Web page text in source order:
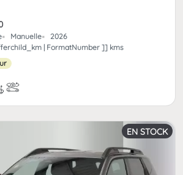
Manuelle
2026
| FormatNumber ]] kms
EN STOCK